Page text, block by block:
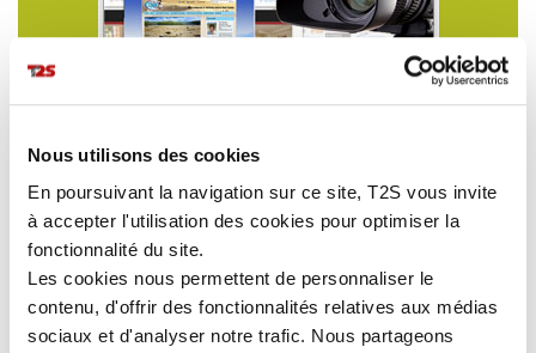
Nous utilisons des cookies
En poursuivant la navigation sur ce site, T2S vous invite
à accepter l'utilisation des cookies pour optimiser la
fonctionnalité du site.
Les cookies nous permettent de personnaliser le
contenu, d'offrir des fonctionnalités relatives aux médias
sociaux et d'analyser notre trafic. Nous partageons